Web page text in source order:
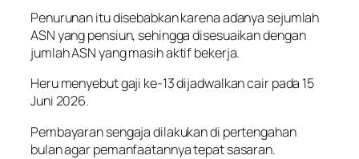
Penurunan itu disebabkan karena adanya sejumlah
ASN yang pensiun, sehingga disesuaikan dengan
jumlah ASN yang masih aktif bekerja.
Heru menyebut gaji ke-13 dijadwalkan cair pada 15
Juni 2026.
Pembayaran sengaja dilakukan di pertengahan
bulan agar pemanfaatannya tepat sasaran.